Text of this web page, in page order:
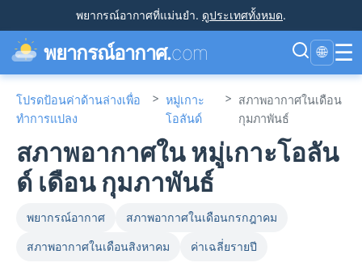
พยากรณ์อากาศที่แม่นยำ. ดูประเทศทั้งหมด.
พยากรณ์อากาศ.com 🌐 ☰
โปรดป้อนค่าด้านล่างเพื่อ
ทำการแปลง
> หมู่เกาะ
โอลันด์
> สภาพอากาศในเดือน
กุมภาพันธ์
สภาพอากาศใน หมู่เกาะโอลัน
ด์ เดือน กุมภาพันธ์
พยากรณ์อากาศ สภาพอากาศในเดือนกรกฎาคม
สภาพอากาศในเดือนสิงหาคม ค่าเฉลี่ยรายปี